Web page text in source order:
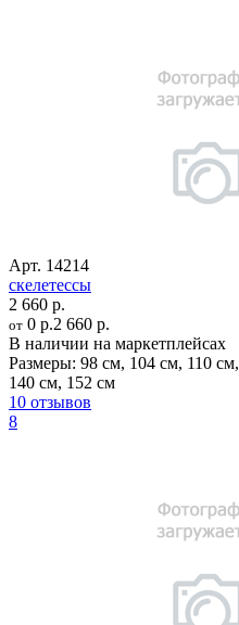
Арт. 14214
скелетессы
2 660 р.
от 0 р.2 660 р.
В наличии на маркетплейсах
Размеры: 98 см, 104 см, 110 см,
140 см, 152 см
10 отзывов
8